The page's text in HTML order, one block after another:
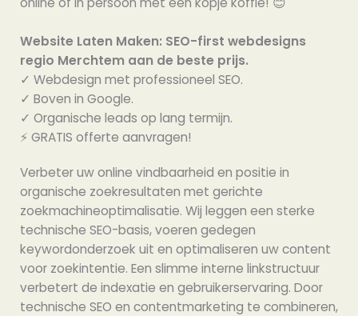
Website Laten Maken: SEO-first webdesigns
regio Merchtem aan de beste prijs.
✓ Webdesign met professioneel SEO.
✓ Boven in Google.
✓ Organische leads op lang termijn.
⚡️ GRATIS offerte aanvragen!
Verbeter uw online vindbaarheid en positie in
organische zoekresultaten met gerichte
zoekmachineoptimalisatie. Wij leggen een sterke
technische SEO-basis, voeren gedegen
keywordonderzoek uit en optimaliseren uw content
voor zoekintentie. Een slimme interne linkstructuur
verbetert de indexatie en gebruikerservaring. Door
technische SEO en contentmarketing te combineren,